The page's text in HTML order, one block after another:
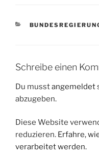
KATEGORIEN
Schreibe einen
Du musstangemeldet
abzugeben.
Diese Website
reduzieren. Erfahre,
verarbeitet werden.